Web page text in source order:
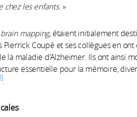
chez les enfants. »
mapping, étaient initialement
Coupé et ses collègues en
maladie d’Alzheimer. Ils ont ainsi
essentielle pour la mémoire,